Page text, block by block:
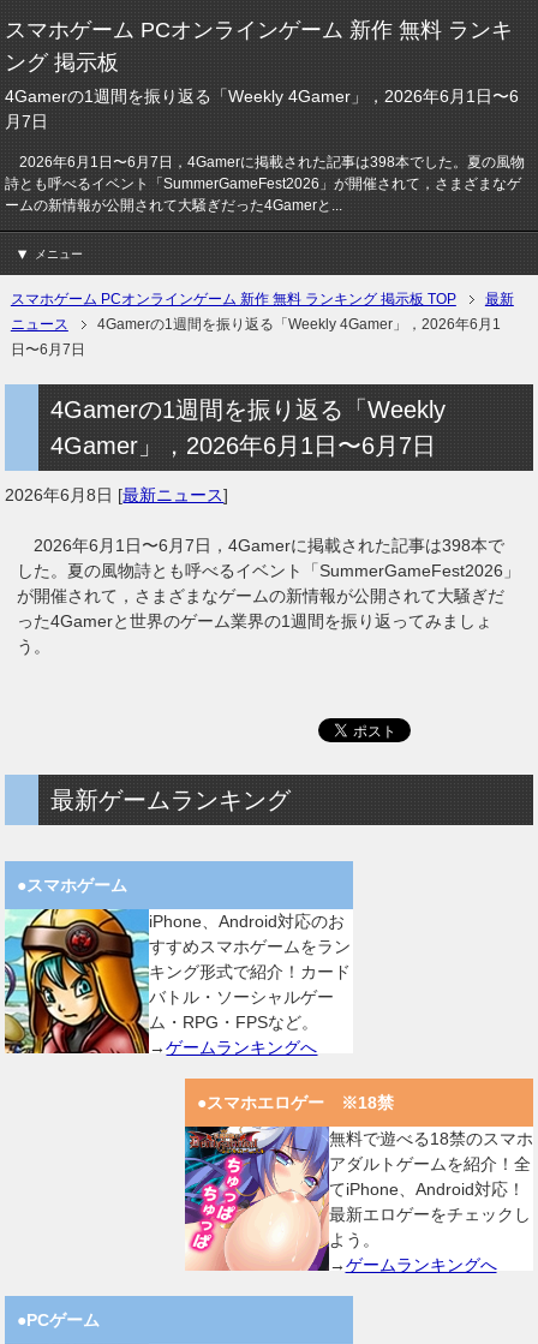
スマホゲーム PCオンラインゲーム 新作 無料 ランキ
ング 掲示板
4Gamerの1週間を振り返る「Weekly 4Gamer」，2026年6月1日〜6
月7日
2026年6月1日〜6月7日，4Gamerに掲載された記事は398本でした。夏の風物
詩とも呼べるイベント「SummerGameFest2026」が開催されて，さまざまなゲ
ームの新情報が公開されて大騒ぎだった4Gamerと...
メニュー
スマホゲーム PCオンラインゲーム 新作 無料 ランキング 掲示板 TOP
最新
ニュース
4Gamerの1週間を振り返る「Weekly 4Gamer」，2026年6月1
日〜6月7日
4Gamerの1週間を振り返る「Weekly
4Gamer」，2026年6月1日〜6月7日
2026年6月8日 [最新ニュース]
2026年6月1日〜6月7日，4Gamerに掲載された記事は398本で
した。夏の風物詩とも呼べるイベント「SummerGameFest2026」
が開催されて，さまざまなゲームの新情報が公開されて大騒ぎだ
った4Gamerと世界のゲーム業界の1週間を振り返ってみましょ
う。
最新ゲームランキング
●スマホゲーム
iPhone、Android対応のお
すすめスマホゲームをラン
キング形式で紹介！カード
バトル・ソーシャルゲー
ム・RPG・FPSなど。
→ゲームランキングへ
●スマホエロゲー ※18禁
無料で遊べる18禁のスマホ
アダルトゲームを紹介！全
てiPhone、Android対応！
最新エロゲーをチェックし
よう。
→ゲームランキングへ
●PCゲーム